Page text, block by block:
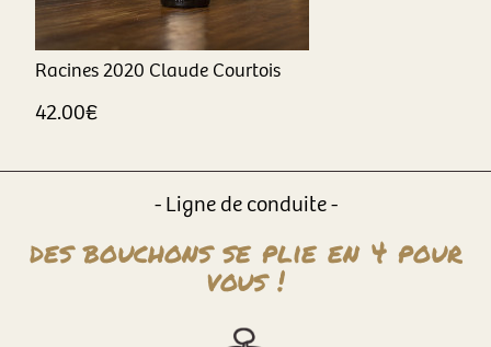
Racines2020 Claude Courtois
42.00€
- Ligne de conduite -
des bouchons se plie en 4 pour
vous !